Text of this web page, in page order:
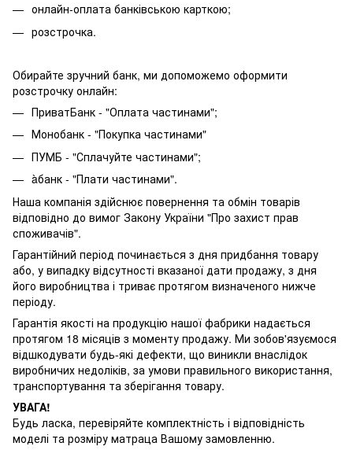
онлайн-оплата банківською карткою;
розстрочка.
Обирайте зручний банк, ми допоможемо оформити
розстрочку онлайн:
ПриватБанк - "Оплата частинами";
Монобанк - "Покупка частинами"
ПУМБ - "Сплачуйте частинами";
àбанк - "Плати частинами".
Наша компанія здійснює повернення та обмін товарів
відповідно до вимог Закону України "Про захист прав
споживачів".
Гарантійний період починається з дня придбання товару
або, у випадку відсутності вказаної дати продажу, з дня
його виробництва і триває протягом визначеного нижче
періоду.
Гарантія якості на продукцію нашої фабрики надається
протягом 18 місяців з моменту продажу. Ми зобов'язуємося
відшкодувати будь-які дефекти, що виникли внаслідок
виробничих недоліків, за умови правильного використання,
транспортування та зберігання товару.
УВАГА!
Будь ласка, перевіряйте комплектність і відповідність
моделі та розміру матраца Вашому замовленню.